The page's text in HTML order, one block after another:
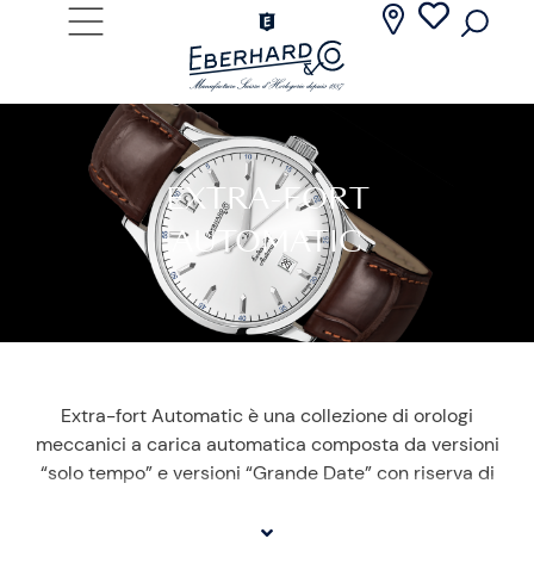
EXTRA-FORT
AUTOMATIC
Extra-fort Automatic è una collezione di orologi
meccanici a carica automatica composta da versioni
“solo tempo” e versioni “Grande Date” con riserva di
tempo”: dai classici antracite e argenté ai più colorati